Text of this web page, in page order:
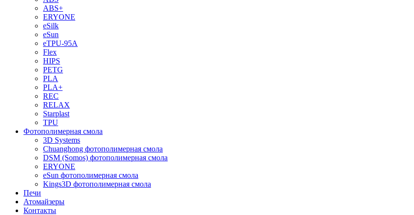
ABS+
ERYONE
eSilk
eSun
eTPU-95A
Flex
HIPS
PETG
PLA
PLA+
REC
RELAX
Starplast
TPU
Фотополимерная смола
3D Systems
Chuanghong фотополимерная смола
DSM (Somos) фотополимерная смола
ERYONE
eSun фотополимерная смола
Kings3D фотополимерная смола
Печи
Атомайзеры
Контакты